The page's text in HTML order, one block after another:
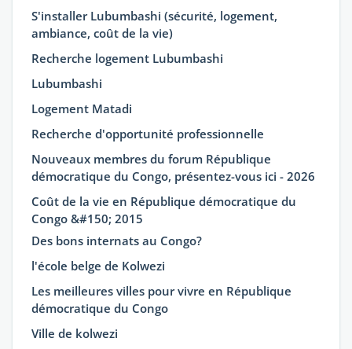
S'installer Lubumbashi (sécurité, logement,
ambiance, coût de la vie)
Recherche logement Lubumbashi
Lubumbashi
Logement Matadi
Recherche d'opportunité professionnelle
Nouveaux membres du forum République
démocratique du Congo, présentez-vous ici - 2026
Coût de la vie en République démocratique du
Congo &#150; 2015
Des bons internats au Congo?
l'école belge de Kolwezi
Les meilleures villes pour vivre en République
démocratique du Congo
Ville de kolwezi